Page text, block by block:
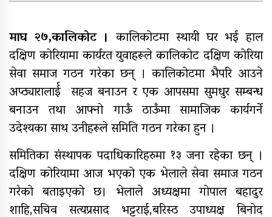
व्यक्तिगत लगानीमा भगवान शिवको मूर्ति
स्थापना
अन्तर जिल्ला पालिकास्तरीय समन्वय
बैठक महाबुधाममा सम्पन्न
यौनिक तथा लैङ्गिक अल्पसंख्यक
माघ २७,कालिकोट ।कालिकोटमा स्थायी घर भई हाल
दक्षिण कोरियामा कार्यरत युवाहरूले कालिकोट दक्षिण कोरिया
सेवा समाज गठन गरेका छन् । कालिकोटमा भैपरि आउने
अप्ठ्यारालार्ई सहज बनाउन र एक आपसमा सुमधुर सम्बन्ध
बनाउन तथा आफ्नो गाऊँ ठाऊँमा सामाजिक कार्यगर्ने
उदेश्यका साथ उनीहरूले समिति गठन गरेका हुन ।
समितिका संस्थापक पदाधिकारिहरुमा १३ जना रहेका छन् ।
दक्षिण कोरियामा आज भएको एक भेलाले सेवा समाज गठन
गरेको बताइएको छ। भेलाले अध्यक्षमा गोपाल बहादुर
शाहि,सचिव सत्यप्रसाद भट्टराई,बरिस्ठ उपाध्यक्ष बिनोद